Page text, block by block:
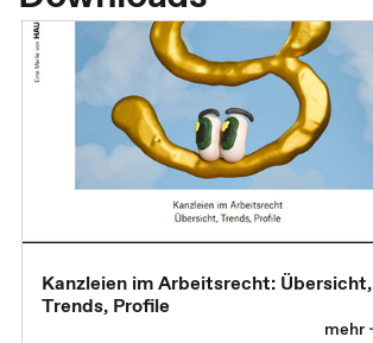
Kanzleien im Arbeitsrecht: Übersicht,
Trends, Profile
mehr